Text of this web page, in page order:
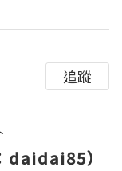
追蹤
）